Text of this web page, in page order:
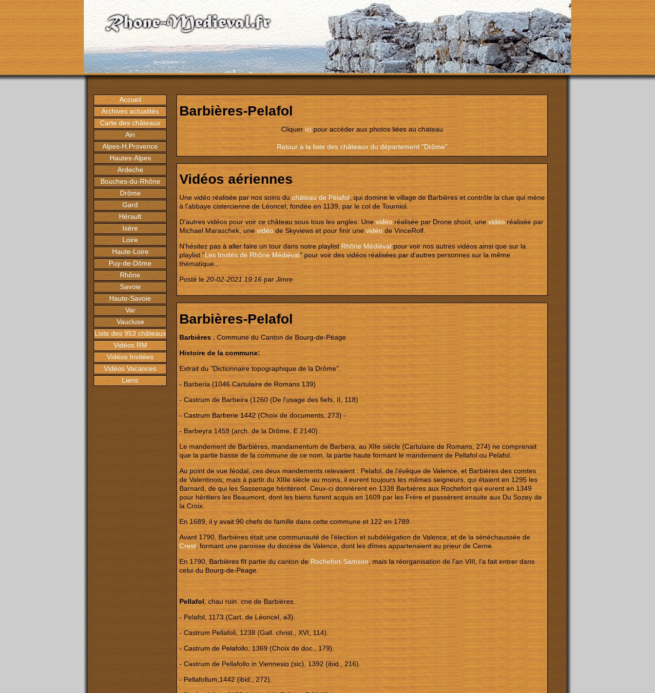
Accueil
Archives actualités
Carte des châteaux
Ain
Alpes-H.Provence
Hautes-Alpes
Ardeche
Bouches-du-Rhône
Drôme
Gard
Hérault
Isère
Loire
Haute-Loire
Puy-de-Dôme
Rhône
Savoie
Haute-Savoie
Var
Vaucluse
Liste des 953 châteaux
Vidéos RM
Vidéos Invitées
Vidéos Vacances
Liens
Barbières-Pelafol
Cliquer ici pour accéder aux photos liées au chateau
Retour à la liste des châteaux du département "Drôme"
Vidéos aériennes
Une vidéo réalisée par nos soins du château de Pélafol , qui domine le village de Barbières et contrôle la clue qui mène
à l'abbaye cistercienne de Léoncel, fondée en 1139, par le col de Tourniol.
D'autres vidéos pour voir ce château sous tous les angles: Une vidéo réalisée par Drone shoot, une vidéo réalisée par
Michael Maraschek, une vidéo de Skyviews et pour finir une vidéo de VinceRolf.
N'hésitez pas à aller faire un tour dans notre playlist Rhône Médiéval pour voir nos autres vidéos ainsi que sur la
playlist "Les Invités de Rhône Médiéval" pour voir des vidéos réalisées par d'autres personnes sur la même
thématique...
Posté le 20-02-2021 19:16 par Jimre
Barbières-Pelafol
Barbières , Commune du Canton de Bourg-de-Péage
Histoire de la commune:
Extrait du "Dictionnaire topographique de la Drôme".
- Barberia (1046 Cartulaire de Romans 139)
- Castrum de Barbeira (1260 (De l'usage des fiefs, II, 118)
- Castrum Barberie 1442 (Choix de documents, 273) -
- Barbeyra 1459 (arch. de la Drôme, E 2140).
Le mandement de Barbières, mandamentum de Barbera, au XIIe siècle (Cartulaire de Romans, 274) ne comprenait
que la partie basse de la commune de ce nom, la partie haute formant le mandement de Pellafol ou Pelafol.
Au point de vue féodal, ces deux mandements relevaient : Pelafol, de l'évêque de Valence, et Barbières des comtes
de Valentinois; mais à partir du XIIIe siècle au moins, il eurent toujours les mêmes seigneurs, qui étaient en 1295 les
Barnard, de qui les Sassenage héritèrent. Ceux-ci donnèrent en 1338 Barbières aux Rochefort qui eurent en 1349
pour héritiers les Beaumont, dont les biens furent acquis en 1609 par les Frère et passèrent ensuite aux Du Sozey de
la Croix.
En 1689, il y avait 90 chefs de famille dans cette commune et 122 en 1789.
Avant 1790, Barbières était une communauté de l'élection et subdélégation de Valence, et de la sénéchaussée de
Crest , formant une paroisse du diocèse de Valence, dont les dîmes appartenaient au prieur de Cerne.
En 1790, Barbières fît partie du canton de Rochefort-Samson , mais la réorganisation de l'an VIII, l'a fait entrer dans
celui du Bourg-de-Péage.
Pellafol , chau ruin. cne de Barbières.
- Pelafol, 1173 (Cart. de Léoncel, a3).
- Castrum Pellafoli, 1238 (Gall. christ., XVI, 114).
- Castrum de Pelafollo, 1369 (Choix de doc., 179).
- Castrum de Pellafollo in Viennesio (sic), 1392 (ibid., 216).
- Pellafollum,1442 (ibid., 272).